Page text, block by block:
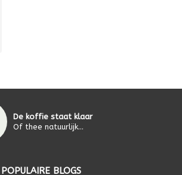
De koffie staat klaar
Of thee natuurlijk...
POPULAIRE BLOGS